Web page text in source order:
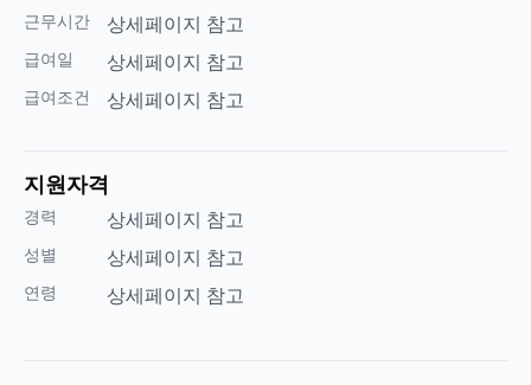
근무시간 상세페이지 참고
급여일 상세페이지 참고
급여조건 상세페이지 참고
지원자격
경력 상세페이지 참고
성별 상세페이지 참고
연령 상세페이지 참고